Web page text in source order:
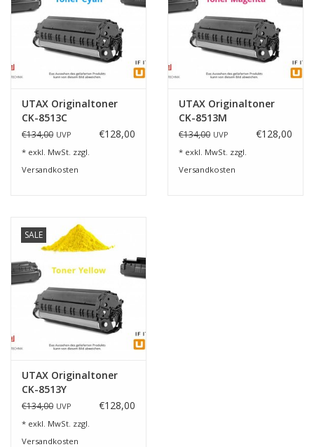
UTAX Originaltoner
CK-8513C
€134,00 UVP €128,00
* exkl. MwSt. zzgl.
Versandkosten
UTAX Originaltoner
CK-8513M
€134,00 UVP €128,00
* exkl. MwSt. zzgl.
Versandkosten
SALE
UTAX Originaltoner
CK-8513Y
€134,00 UVP €128,00
* exkl. MwSt. zzgl.
Versandkosten